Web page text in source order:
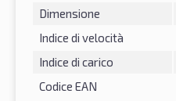
Dimensione
Indice di velocità
Indice di carico
Codice EAN